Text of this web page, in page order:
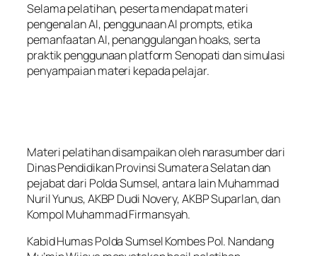
Selama pelatihan, peserta mendapat materi
pengenalan AI, penggunaan AI prompts, etika
pemanfaatan AI, penanggulangan hoaks, serta
praktik penggunaan platform Senopati dan simulasi
penyampaian materi kepada pelajar.
Materi pelatihan disampaikan oleh narasumber dari
Dinas Pendidikan Provinsi Sumatera Selatan dan
pejabat dari Polda Sumsel, antara lain Muhammad
Nuril Yunus, AKBP Dudi Novery, AKBP Suparlan, dan
Kompol Muhammad Firmansyah.
Kabid Humas Polda Sumsel Kombes Pol. Nandang